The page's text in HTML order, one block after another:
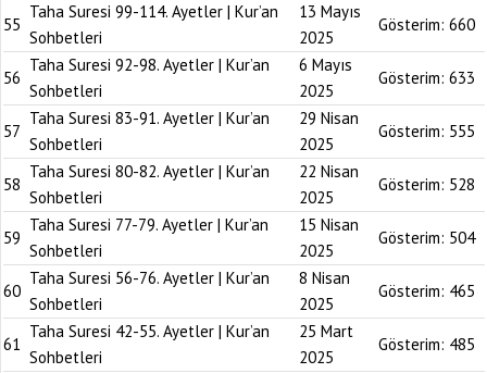
55
Taha Suresi 99-114. Ayetler | Kur’an
Sohbetleri
13 Mayıs
2025
Gösterim: 660
56
Taha Suresi 92-98. Ayetler | Kur’an
Sohbetleri
6 Mayıs
2025
Gösterim: 633
57
Taha Suresi 83-91. Ayetler | Kur’an
Sohbetleri
29 Nisan
2025
Gösterim: 555
58
Taha Suresi 80-82. Ayetler | Kur’an
Sohbetleri
22 Nisan
2025
Gösterim: 528
59
Taha Suresi 77-79. Ayetler | Kur’an
Sohbetleri
15 Nisan
2025
Gösterim: 504
60
Taha Suresi 56-76. Ayetler | Kur’an
Sohbetleri
8 Nisan
2025
Gösterim: 465
61
Taha Suresi 42-55. Ayetler | Kur’an
Sohbetleri
25 Mart
2025
Gösterim: 485